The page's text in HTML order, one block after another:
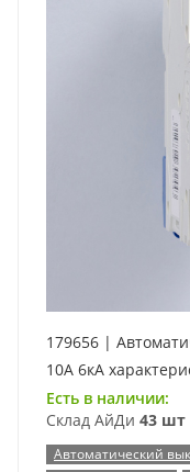
179656 |
10А 6кА
Есть в наличии:
Склад АйДи 43 шт
Автоматический